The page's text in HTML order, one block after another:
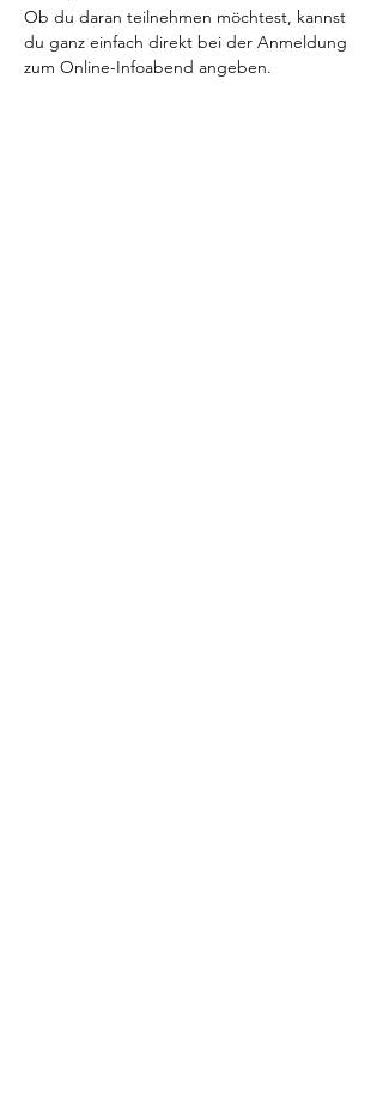
Ob du daran teilnehmen möchtest, kannst
du ganz einfach direkt bei der Anmeldung
zum Online-Infoabend angeben.